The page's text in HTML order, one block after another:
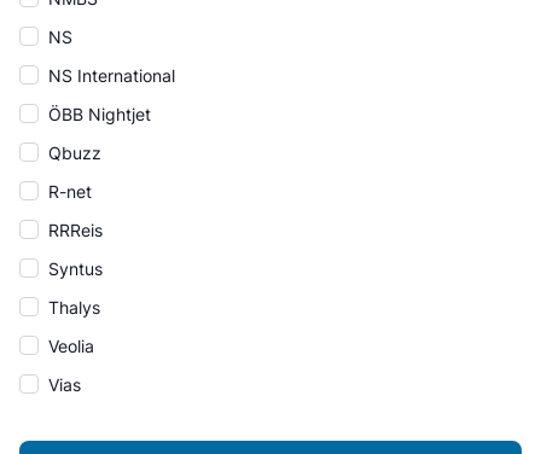
NS
NS International
ÖBB Nightjet
Qbuzz
R-net
RRReis
Syntus
Thalys
Veolia
Vias